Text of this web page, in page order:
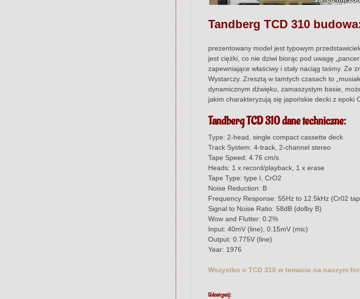
Tandberg TCD 310
prezentowany model jest typowym
jest ciężki, co nie dziwi biorąc pod uwagę
zapewniające właściwy i stały naciąg taśmy. Ze
Wystarczy. Zresztą w tamtych czasach to
dynamicznym dźwięku, zamaszystym basie,
jakim charakteryzują się japońskie decki z epoki
Tandberg TCD 310 dane techniczne:
Type: 2-head, single compact cassette deck
Track System: 4-track, 2-channel stereo
Tape Speed: 4.76 cm/s
Heads: 1 x record/playback, 1 x erase
Tape Type: type I, CrO2
Noise Reduction: B
Frequency Response: 55Hz to 12.5kHz (Cr02
Signal to Noise Ratio: 58dB (dolby B)
Wow and Flutter: 0.2%
Input: 40mV (line), 0.15mV (mic)
Output: 0.775V (line)
Year: 1976
Wszystko o TCD 310 w temacie na naszym
Udostępnij: